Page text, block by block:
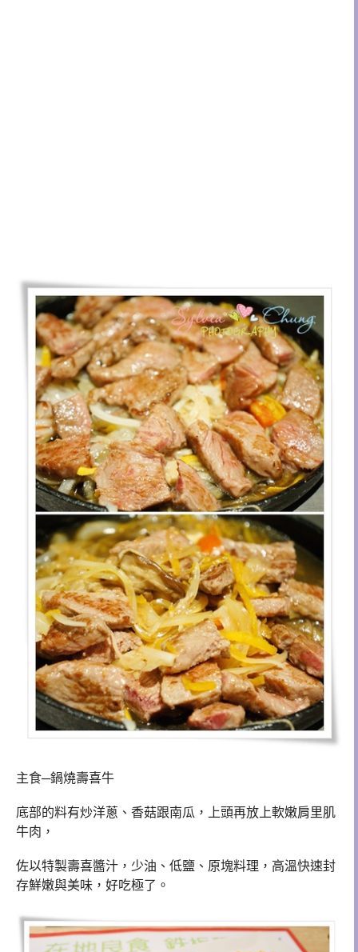
主食─鍋燒壽喜牛
底部的料有炒洋蔥、香菇跟南瓜，上頭再放上軟嫩肩里肌
牛肉，
佐以特製壽喜醬汁，少油、低鹽、原塊料理，高溫快速封
存鮮嫩與美味，好吃極了。